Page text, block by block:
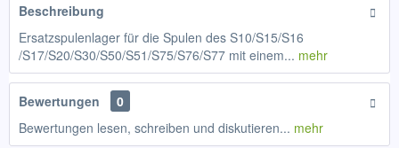
Beschreibung
Ersatzspulenlager für die Spulen des S10/S15/S16
/S17/S20/S30/S50/S51/S75/S76/S77 mit einem... mehr
Bewertungen
0
Bewertungen lesen, schreiben und diskutieren... mehr